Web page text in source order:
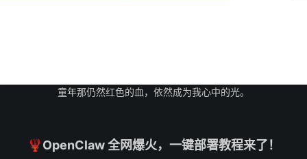
童年那仍然红色的血，依然成为我心中的光。
🦞OpenClaw 全网爆火，一键部署教程来了！